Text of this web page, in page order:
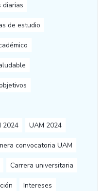
diarias
de estudio
2024 UAM 2024
convocatoria UAM
Carrera universitaria
Intereses